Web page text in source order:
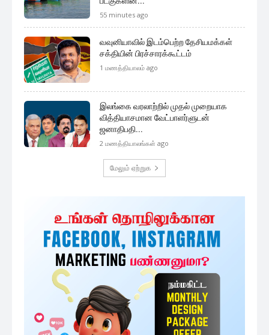
முக்கிய செய்திகளை நொடிப்பொழுதில் எங்கள் செய்தி
எமது குழுவில் இணைந்துகொள்ளுங்கள்.
குழுவில் இணைந்துகொள்ள
அதிகம் படிக்கப்பட்டவை
மட்டக்களப்பில் அமைதியான முறையில்
நடைபெற்று வரும் தபால் மூல...
5 minutes ago